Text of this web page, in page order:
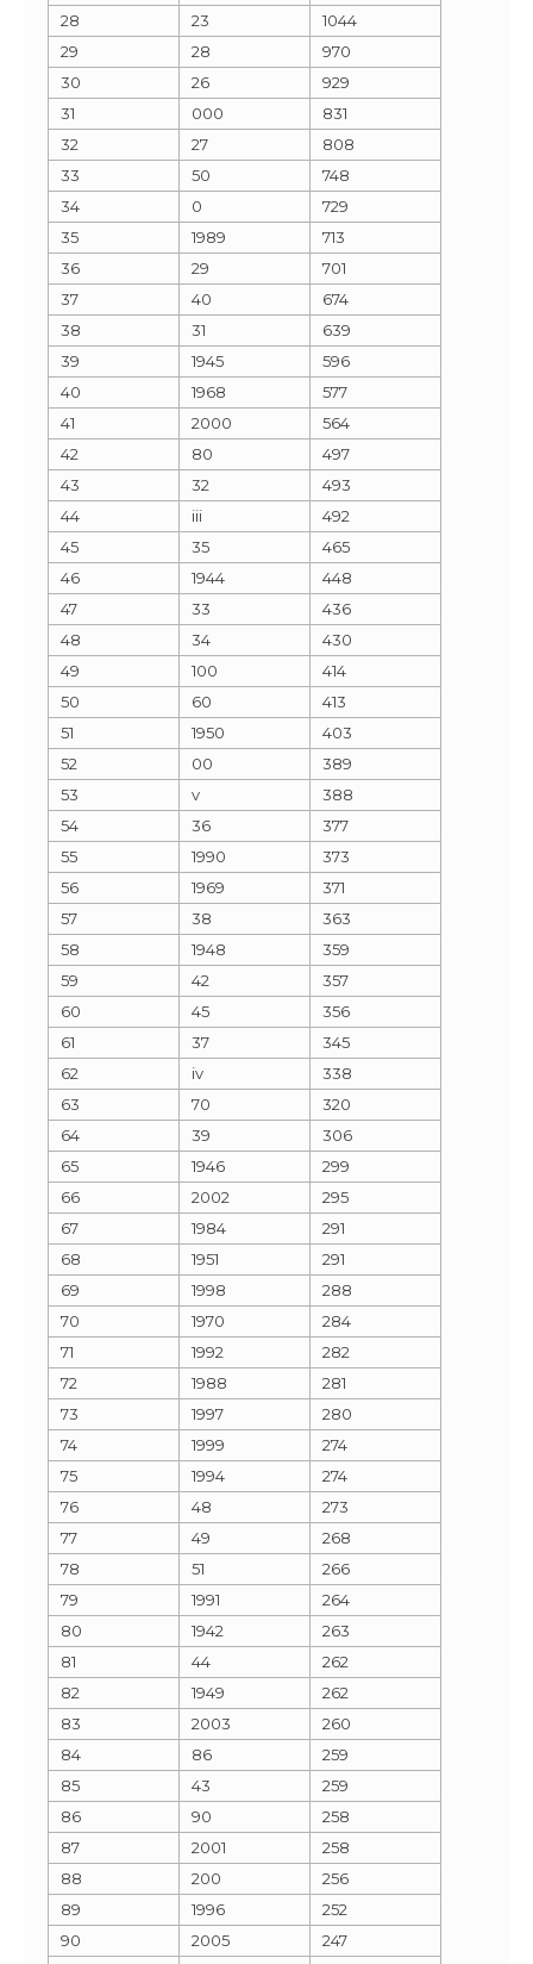
28
23
1044
29
28
970
30
26
929
31
000
831
32
27
808
33
50
748
34
0
729
35
1989
713
36
29
701
37
40
674
38
31
639
39
1945
596
40
1968
577
41
2000
564
42
80
497
43
32
493
44
iii
492
45
35
465
46
1944
448
47
33
436
48
34
430
49
100
414
50
60
413
51
1950
403
52
00
389
53
v
388
54
36
377
55
1990
373
56
1969
371
57
38
363
58
1948
359
59
42
357
60
45
356
61
37
345
62
iv
338
63
70
320
64
39
306
65
1946
299
66
2002
295
67
1984
291
68
1951
291
69
1998
288
70
1970
284
71
1992
282
72
1988
281
73
1997
280
74
1999
274
75
1994
274
76
48
273
77
49
268
78
51
266
79
1991
264
80
1942
263
81
44
262
82
1949
262
83
2003
260
84
86
259
85
43
259
86
90
258
87
2001
258
88
200
256
89
1996
252
90
2005
247